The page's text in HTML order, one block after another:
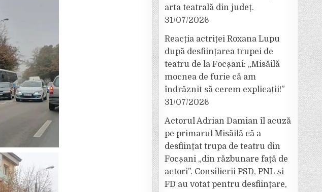
arta teatrală din județ.
31/07/2026
Reacția actriței Roxana Lupu
după desființarea trupei de
teatru de la Focșani: „Misăilă
mocnea de furie că am
îndrăznit să cerem explicații!”
31/07/2026
Actorul Adrian Damian îl acuză
pe primarul Misăilă că a
desființat trupa de teatru din
Focșani „din răzbunare față de
actori”. Consilierii PSD, PNL și
FD au votat pentru desființare,